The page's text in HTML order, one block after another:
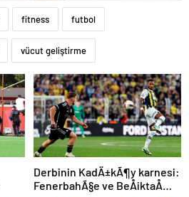
fitness futbol
vücut geliştirme
Derbinin KadÄ±kÃ¶y karnesi:
FenerbahÃ§e ve BeÅiktaÅ